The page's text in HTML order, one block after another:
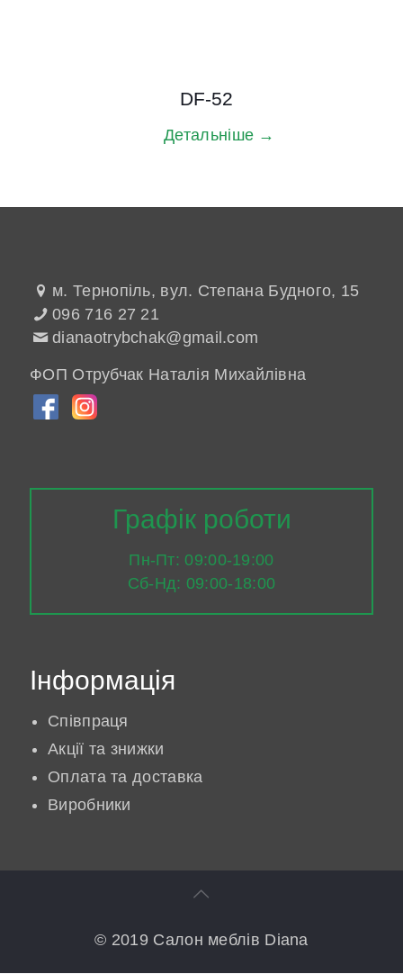
DF-52
Детальніше →
м. Тернопіль, вул. Степана Будного, 15
096 716 27 21
dianaotrybchak@gmail.com
ФОП Отрубчак Наталія Михайлівна
Графік роботи
Пн-Пт: 09:00-19:00
Сб-Нд: 09:00-18:00
Інформація
Співпраця
Акції та знижки
Оплата та доставка
Виробники
© 2019 Салон меблів Diana